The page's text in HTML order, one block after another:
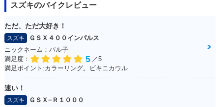
スズキのバイクレビュー
ただ、ただ大好き！
スズキ
ＧＳＸ４００インパルス
ニックネーム：パル子
満足度：
5 ／5
満足ポイント:カラーリング。ビキニカウル
速い！
スズキ
ＧＳＸ−Ｒ１０００